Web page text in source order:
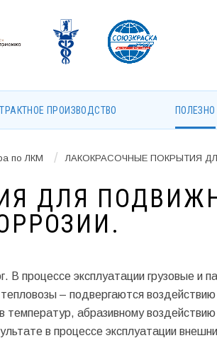
ПРОИЗВОДСТВО ПОЛЕЗНО
по ЛКМ / ЛАКОКРАСОЧНЫЕ ПОКРЫТИЯ
ДЛЯ
В процессе эксплуатации грузовые и
– подвергаются
абразивному воздействию
в процессе эксплуатации